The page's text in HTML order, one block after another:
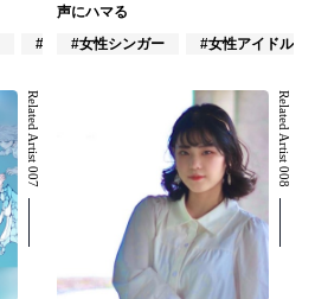
#J-POP
声にハマる
#女性シンガー
#女性アイドル
Related Artist 007 Related Artist 008